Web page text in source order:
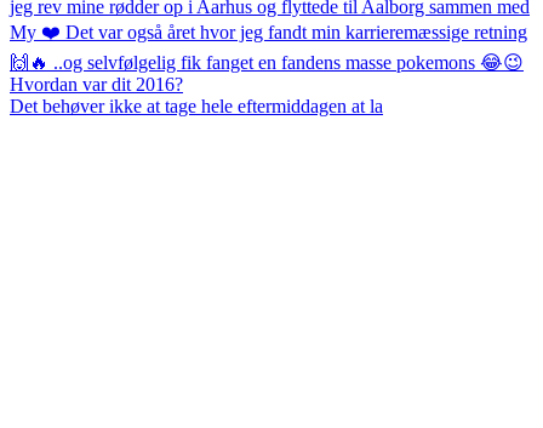
Det behøver ikke at tage hele eftermiddagen at la